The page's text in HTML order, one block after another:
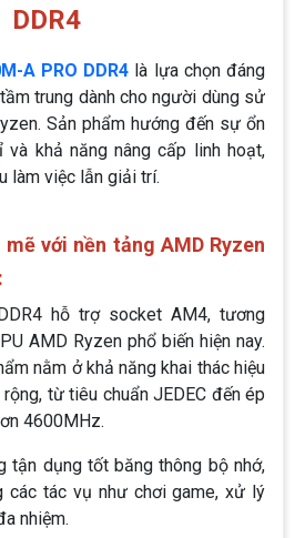
DDR4
A PRO DDR4 là lựa chọn đáng
trung dành cho người dùng sử
Sản phẩm hướng đến sự ổn
và khả năng nâng cấp linh hoạt,
làm việc lẫn giải trí.
với nền tảng AMD Ryzen
hỗ trợ socket AM4, tương
AMD Ryzen phổ biến hiện nay.
nằm ở khả năng khai thác hiệu
từ tiêu chuẩn JEDEC đến ép
4600MHz.
tận dụng tốt băng thông bộ nhớ,
các tác vụ như chơi game, xử lý
nhiệm.